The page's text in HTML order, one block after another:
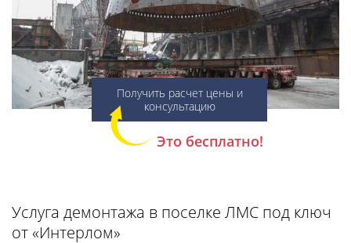
Получить расчет цены и
консультацию
Это бесплатно!
Услуга демонтажа в поселке ЛМС под ключ
от «Интерлом»